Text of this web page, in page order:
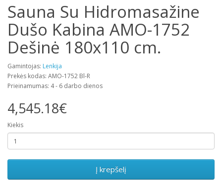
Sauna Su Hidromasažine
Dušo Kabina AMO-1752
Dešinė 180x110 cm.
Gamintojas: Lenkija
Prekės kodas: AMO-1752 Bl-R
Prieinamumas: 4 - 6 darbo dienos
4,545.18€
Kiekis
Į krepšelį